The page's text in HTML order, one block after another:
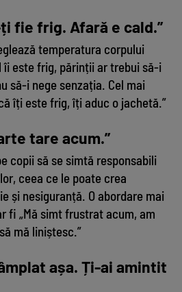
fie frig. Afară e cald.”
temperatura corpului
îi este frig, părinții ar trebui să-i
să-i nege senzația. Cel mai
îți este frig, îți aduc o jachetă.”
tare acum.”
copii să se simtă responsabili
ceea ce le poate crea
și nesiguranță. O abordare mai
fi „Mă simt frustrat acum, am
mă liniștesc.”
așa. Ți-ai amintit